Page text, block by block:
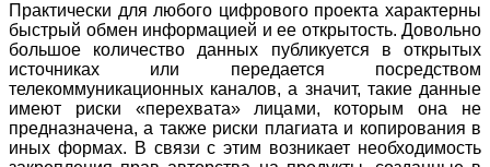
Практически для любого цифрового проекта характерны
быстрый обмен информацией и ее открытость. Довольно
большое количество данных публикуется в открытых
источниках или передается посредством
телекоммуникационных каналов, а значит, такие данные
имеют риски «перехвата» лицами, которым она не
предназначена, а также риски плагиата и копирования в
иных формах. В связи с этим возникает необходимость